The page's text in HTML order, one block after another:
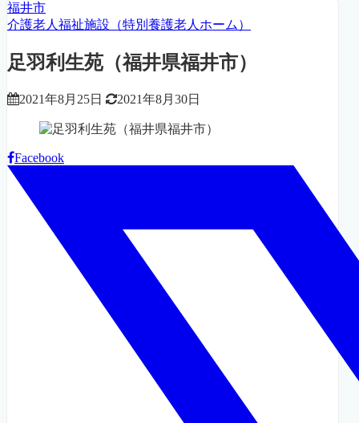
福井市
介護老人福祉施設（特別養護老人ホーム）
足羽利生苑（福井県福井市）
2021年8月25日 2021年8月30日
Facebook